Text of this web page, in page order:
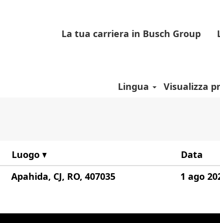
La tua carriera in Busch Group
Lingua Visualizza
Luogo
Data
Apahida, CJ, RO, 407035 1 ago